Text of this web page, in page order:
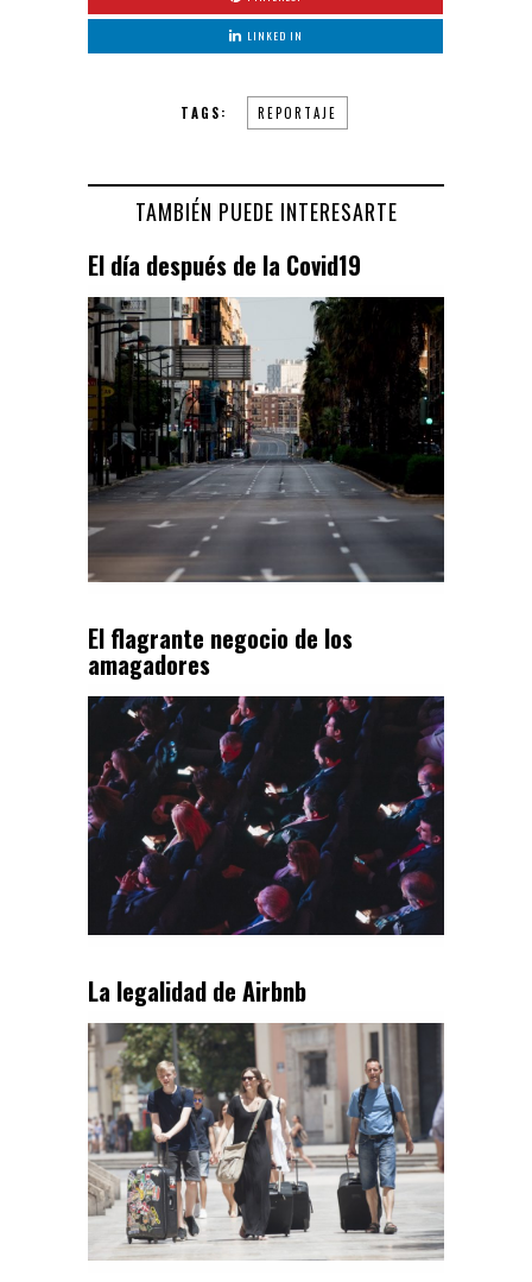
LINKED IN
TAGS: REPORTAJE
TAMBIÉN PUEDE INTERESARTE
El día después de la Covid19
El flagrante negocio de los
amagadores
La legalidad de Airbnb